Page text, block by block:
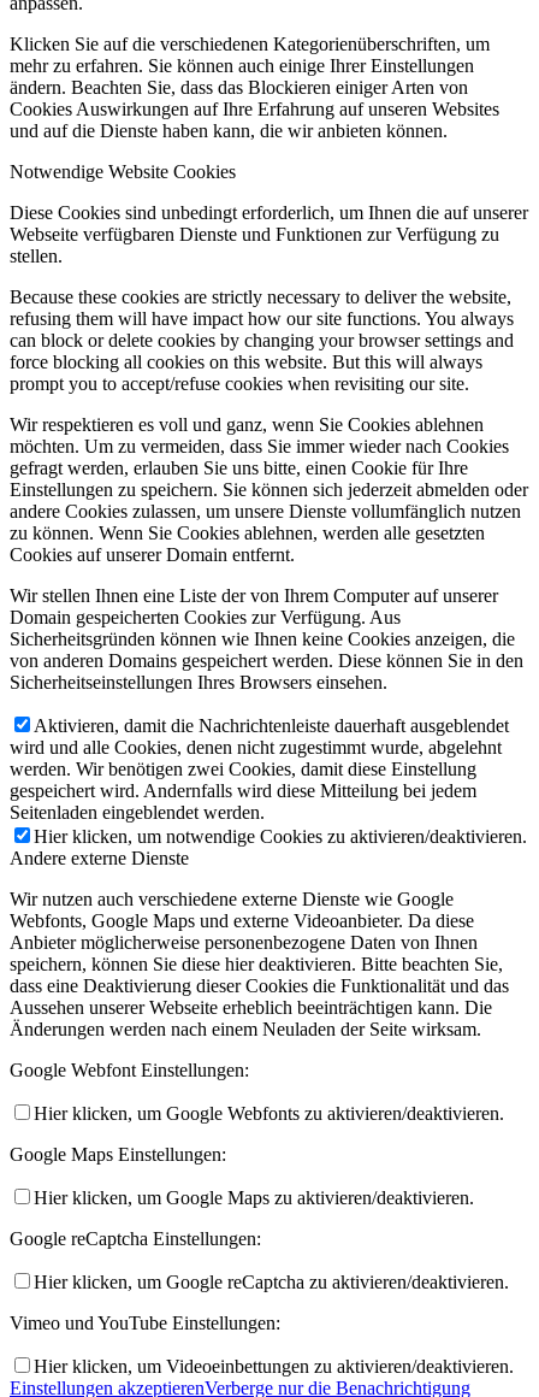
Klicken Sie auf die verschiedenen Kategorienüberschriften, um
mehr zu erfahren. Sie können auch einige Ihrer Einstellungen
ändern. Beachten Sie, dass das Blockieren einiger Arten von
Cookies Auswirkungen auf Ihre Erfahrung auf unseren Websites
und auf die Dienste haben kann, die wir anbieten können.
Notwendige Website Cookies
Diese Cookies sind unbedingt erforderlich, um Ihnen die auf unserer
Webseite verfügbaren Dienste und Funktionen zur Verfügung zu
stellen.
Because these cookies are strictly necessary to deliver the website,
refusing them will have impact how our site functions. You always
can block or delete cookies by changing your browser settings and
force blocking all cookies on this website. But this will always
prompt you to accept/refuse cookies when revisiting our site.
Wir respektieren es voll und ganz, wenn Sie Cookies ablehnen
möchten. Um zu vermeiden, dass Sie immer wieder nach Cookies
gefragt werden, erlauben Sie uns bitte, einen Cookie für Ihre
Einstellungen zu speichern. Sie können sich jederzeit abmelden oder
andere Cookies zulassen, um unsere Dienste vollumfänglich nutzen
zu können. Wenn Sie Cookies ablehnen, werden alle gesetzten
Cookies auf unserer Domain entfernt.
Wir stellen Ihnen eine Liste der von Ihrem Computer auf unserer
Domain gespeicherten Cookies zur Verfügung. Aus
Sicherheitsgründen können wie Ihnen keine Cookies anzeigen, die
von anderen Domains gespeichert werden. Diese können Sie in den
Sicherheitseinstellungen Ihres Browsers einsehen.
Aktivieren, damit die Nachrichtenleiste dauerhaft ausgeblendet
wird und alle Cookies, denen nicht zugestimmt wurde, abgelehnt
werden. Wir benötigen zwei Cookies, damit diese Einstellung
gespeichert wird. Andernfalls wird diese Mitteilung bei jedem
Seitenladen eingeblendet werden.
Hier klicken, um notwendige Cookies zu aktivieren/deaktivieren.
Andere externe Dienste
Wir nutzen auch verschiedene externe Dienste wie Google
Webfonts, Google Maps und externe Videoanbieter. Da diese
Anbieter möglicherweise personenbezogene Daten von Ihnen
speichern, können Sie diese hier deaktivieren. Bitte beachten Sie,
dass eine Deaktivierung dieser Cookies die Funktionalität und das
Aussehen unserer Webseite erheblich beeinträchtigen kann. Die
Änderungen werden nach einem Neuladen der Seite wirksam.
Google Webfont Einstellungen:
Hier klicken, um Google Webfonts zu aktivieren/deaktivieren.
Google Maps Einstellungen:
Hier klicken, um Google Maps zu aktivieren/deaktivieren.
Google reCaptcha Einstellungen:
Hier klicken, um Google reCaptcha zu aktivieren/deaktivieren.
Vimeo und YouTube Einstellungen:
Hier klicken, um Videoeinbettungen zu aktivieren/deaktivieren.
Einstellungen akzeptierenVerberge nur die Benachrichtigung